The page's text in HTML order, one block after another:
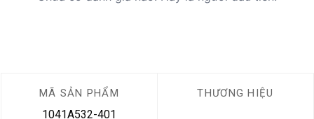
MÃ SẢN PHẨM
1041A532-401
THƯƠNG HIỆU